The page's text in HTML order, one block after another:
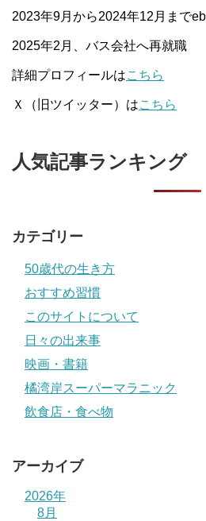
2023年9月から2024年12月まで
2025年2月、バス会社へ再就職
詳細プロフィールはこちら
Ｘ（旧ツイッター）はこちら
人気記事ランキング
カテゴリー
50歳代の生き方
おすすめ習慣
このサイトについて
日々の出来事
映画・書籍
橘湾岸スーパーマラニック
飲食店・食べ物
アーカイブ
2026年
8月